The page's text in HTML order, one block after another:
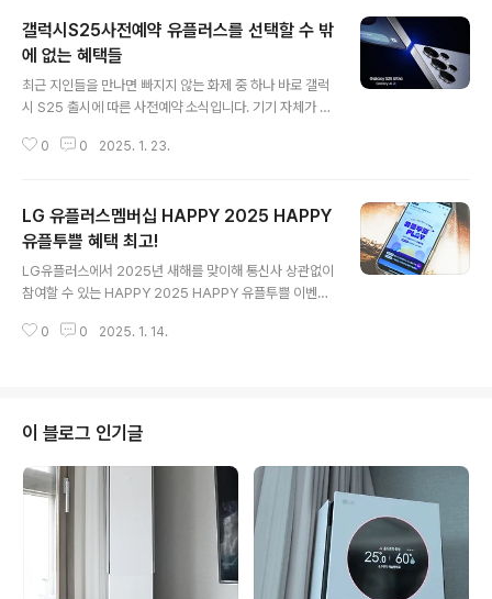
갤럭시S25사전예약 유플러스를 선택할 수 밖
에 없는 혜택들
최근 지인들을 만나면 빠지지 않는 화제 중 하나 바로 갤럭
시 S25 출시에 따른 사전예약 소식입니다. 기기 자체가 가
그냥 지나칠 수 없을 정도입니다. 올해는 스마트폰을 바꿀
공유해 볼까 합니다. 갤럭시 S25의 경우 디자인도 달라지
고 기능들도 업그레이드된 점이 가장 큰 특징입니다. 그중
에서도 구글 제미나이와 연계해 사용 가능한 크로스 앱 액
션은 이용자의 편리함을 한층 올려주고 있어 기대하는 중
입니다. 구글앱과 갤럭시 기본앱이 한 문장으로 사용 가능
하도록 하는 기능으로 자연스러운 대화로 완성되는 AI라고
0 0 2025. 1. 23.
LG 유플러스멤버십 HAPPY 2025 HAPPY
유플투쁠 혜택 최고!
LG유플러스에서 2025년 새해를 맞이해 통신사 상관없이
참여할 수 있는 HAPPY 2025 HAPPY 유플투쁠 이벤트
번 이벤트는 유플투쁠 이달의 운세에 참여한 인원 중 추첨
응모 폼으로 캡처를 인증하면 추첨을 통해 경품을 받을 수
있는 방법으로 진행됩니다. 제시된 키워드는 유플투쁠 / 유
쓰 / 유플러스멤버십유플투쁠 / 유플러스멤버십 / 유플멤버
십 / U+장기고객 총 6개인데요, 검색시간이 보이도록 캡
처해 응모폼으로 인증하면 참여가 완료됩니다. 무엇보다
통신사 상관없이 누구나 참여할 수..
0 0 2025. 1. 14.
이 블로그 인기글